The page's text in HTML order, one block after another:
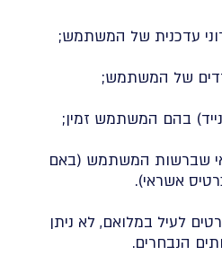
עדכנית של המשתמש;
של המשתמש;
בהם המשתמש זמין;
שברשות המשתמש (באם
אשראי).
לעיל במלואם, לא ניתן
הנבחרים.